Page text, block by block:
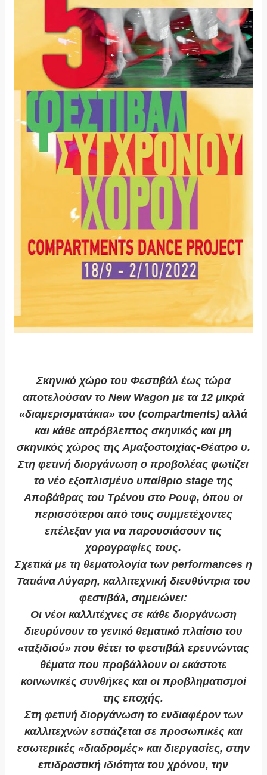
Σκηνικό χώρο του Φεστιβάλ έως τώρα
αποτελούσαν το New Wagon με τα 12 μικρά
«διαμερισματάκια» του (compartments) αλλά
και κάθε απρόβλεπτος σκηνικός και μη
σκηνικός χώρος της Αμαξοστοιχίας-Θέατρο υ.
Στη φετινή διοργάνωση ο προβολέας φωτίζει
το νέο εξοπλισμένο υπαίθριο stage της
Αποβάθρας του Τρένου στο Ρουφ, όπου οι
περισσότεροι από τους συμμετέχοντες
επέλεξαν για να παρουσιάσουν τις
χορογραφίες τους.
Σχετικά με τη θεματολογία των performances η
Τατιάνα Λύγαρη, καλλιτεχνική διευθύντρια του
φεστιβάλ, σημειώνει:
Οι νέοι καλλιτέχνες σε κάθε διοργάνωση
διευρύνουν το γενικό θεματικό πλαίσιο του
«ταξιδιού» που θέτει το φεστιβάλ ερευνώντας
θέματα που προβάλλουν οι εκάστοτε
κοινωνικές συνθήκες και οι προβληματισμοί
της εποχής.
Στη φετινή διοργάνωση το ενδιαφέρον των
καλλιτεχνών εστιάζεται σε προσωπικές και
εσωτερικές «διαδρομές» και διεργασίες, στην
επιδραστική ιδιότητα του χρόνου, την